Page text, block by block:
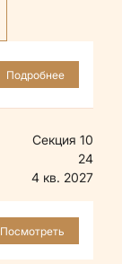
Подробнее
Секция 10
24
4 кв. 2027
Посмотреть